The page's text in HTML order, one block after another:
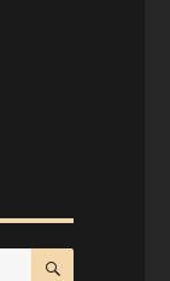
SUCHEN